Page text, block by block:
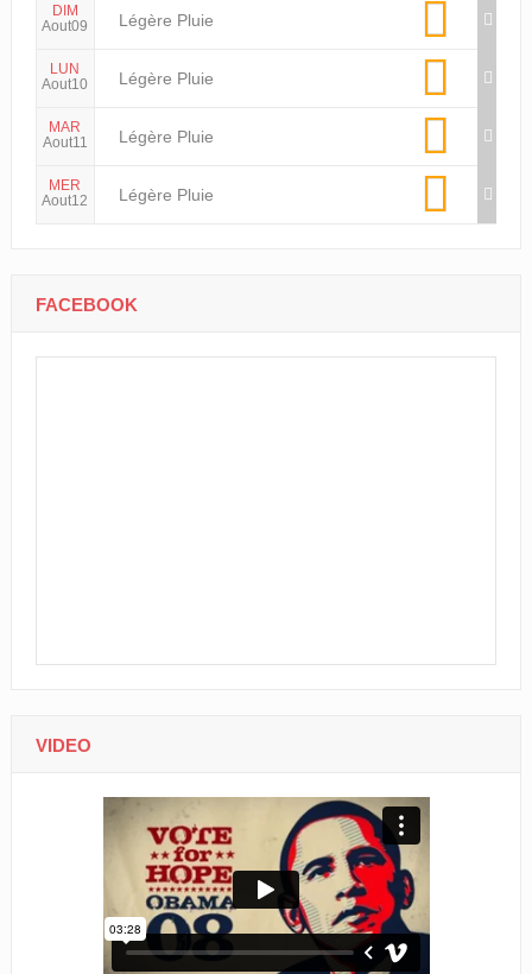
DIM
Aout09
Légère Pluie
LUN
Aout10
Légère Pluie
MAR
Aout11
Légère Pluie
MER
Aout12
Légère Pluie
FACEBOOK
VIDEO